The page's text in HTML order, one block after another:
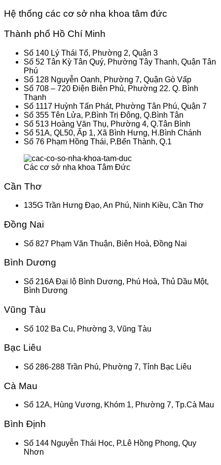
Hệ thống các cơ sở nha khoa tâm đức
Thành phố Hồ Chí Minh
Số 140 Lý Thái Tổ, Phường 2, Quận 3
Số 52 Tân Kỳ Tân Quý, Phường Tây Thanh, Quận Tân
Phú
Số 128 Nguyễn Oanh, Phường 7, Quận Gò Vấp
Số 708 – 720 Điện Biên Phủ, Phường 22. Q. Bình
Thạnh
Số 1117 Huỳnh Tấn Phát, Phường Tân Phú, Quận 7
Số 355 Tên Lửa, P.Bình Trị Đông, Q.Bình Tân
Số 513 Hoàng Văn Thụ, Phường 4, Q.Tân Bình
Số 51A, QL50, Ấp 1, Xã Bình Hưng, H.Bình Chánh
Số 76 Phạm Hồng Thái, P.Bến Thành, Q.1
Các cơ sở nha khoa Tâm Đức
Cần Thơ
135G Trần Hưng Đạo, An Phú, Ninh Kiều, Cần Thơ
Đồng Nai
Số 827 Phạm Văn Thuận, Biên Hoà, Đồng Nai
Bình Dương
Số 216A Đại lộ Bình Dương, Phú Hoà, Thủ Dầu Một,
Bình Dương
Vũng Tàu
Số 102 Ba Cu, Phường 3, Vũng Tàu
Bạc Liêu
Số 286-288 Trần Phú, Phường 7, Tỉnh Bạc Liêu
Cà Mau
Số 12A, Hùng Vương, Khóm 1, Phường 7, Tp.Cà Mau
Bình Định
Số 144 Nguyễn Thái Học, P.Lê Hồng Phong, Quy
Nhơn